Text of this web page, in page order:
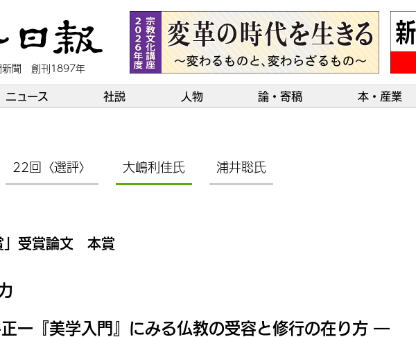
新聞 創刊1897年
ニュース 社説 人物 論・寄稿 本・産業
22回〈選評〉 大嶋利佳氏 浦井聡氏
」受賞論文 本賞
一『美学入門』にみる仏教の受容と修行の在り方 ―